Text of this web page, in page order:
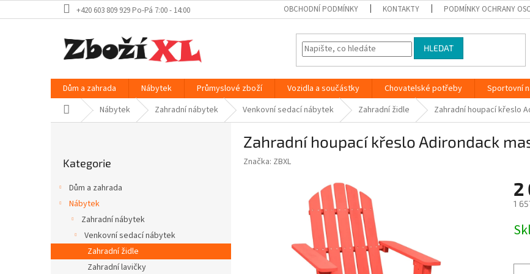
na
+420 603 809 929 Po-Pá 7:00 - 14:00 OBCHODNÍ PODMÍNKY KONTAKTY PODMÍNKY OCHRANY
HLEDAT
Dům a zahrada Nábytek Průmyslové zboží Vozidla a součástky Chovatelské potřeby Sportovní
Domů Nábytek Zahradní nábytek Venkovní sedací nábytek Zahradní židle Zahradní houpací křeslo
a
kategorie
Kategorie
Dům a zahrada
Nábytek
Zahradní nábytek
Venkovní sedací nábytek
Zahradní židle
Zahradní lavičky
Zahradní houpací křeslo Adirondack
Značka: ZBXL
2
1